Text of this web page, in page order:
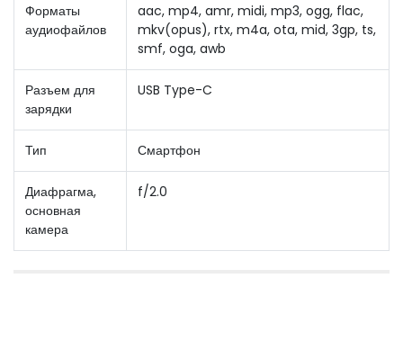
Форматы
аудиофайлов
aac, mp4, amr, midi, mp3, ogg, flac,
mkv(opus), rtx, m4a, ota, mid, 3gp, ts,
smf, oga, awb
Разъем для
зарядки
USB Type-C
Тип Смартфон
Диафрагма,
основная
камера
f/2.0